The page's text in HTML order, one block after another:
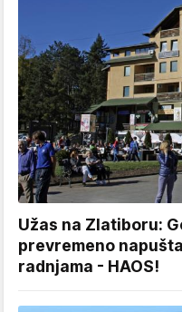
Užas na Zlatiboru:
prevremeno
radnjama - HAOS!